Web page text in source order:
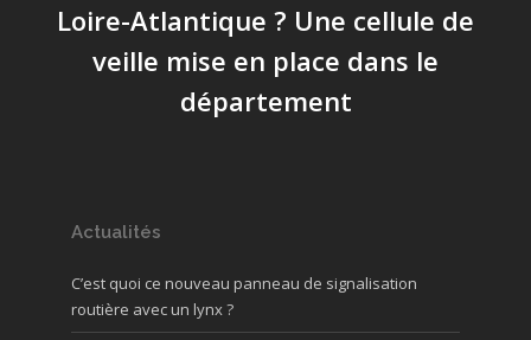
Loire-Atlantique ? Une cellule de
veille mise en place dans le
département
Actualités
C’est quoi ce nouveau panneau de signalisation
routière avec un lynx ?